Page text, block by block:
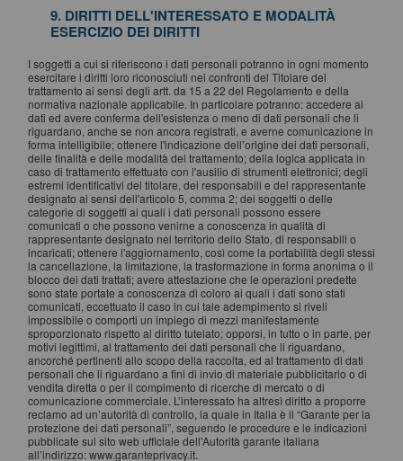
9. DIRITTI DELL'INTERESSATO E MODALITÀ
ESERCIZIO DEI DIRITTI
I soggetti a cui si riferiscono i dati personali potranno in ogni momento
esercitare i diritti loro riconosciuti nei confronti del Titolare del
trattamento ai sensi degli artt. da 15 a 22 del Regolamento e della
normativa nazionale applicabile. In particolare potranno: accedere ai
dati ed avere conferma dell'esistenza o meno di dati personali che li
riguardano, anche se non ancora registrati, e averne comunicazione in
forma intelligibile; ottenere l'indicazione dell’origine dei dati personali,
delle finalità e delle modalità del trattamento; della logica applicata in
caso di trattamento effettuato con l'ausilio di strumenti elettronici; degli
estremi identificativi del titolare, dei responsabili e del rappresentante
designato ai sensi dell'articolo 5, comma 2; dei soggetti o delle
categorie di soggetti ai quali i dati personali possono essere
comunicati o che possono venirne a conoscenza in qualità di
rappresentante designato nel territorio dello Stato, di responsabili o
incaricati; ottenere l'aggiornamento, così come la portabilità degli stessi
la cancellazione, la limitazione, la trasformazione in forma anonima o il
blocco dei dati trattati; avere attestazione che le operazioni predette
sono state portate a conoscenza di coloro ai quali i dati sono stati
comunicati, eccettuato il caso in cui tale adempimento si riveli
impossibile o comporti un impiego di mezzi manifestamente
sproporzionato rispetto al diritto tutelato; opporsi, in tutto o in parte, per
motivi legittimi, al trattamento dei dati personali che li riguardano,
ancorché pertinenti allo scopo della raccolta, ed al trattamento di dati
personali che li riguardano a fini di invio di materiale pubblicitario o di
vendita diretta o per il compimento di ricerche di mercato o di
comunicazione commerciale. L’interessato ha altresì diritto a proporre
reclamo ad un’autorità di controllo, la quale in Italia è il “Garante per la
protezione dei dati personali”, seguendo le procedure e le indicazioni
pubblicate sul sito web ufficiale dell'Autorità garante italiana
all’indirizzo: www.garanteprivacy.it.